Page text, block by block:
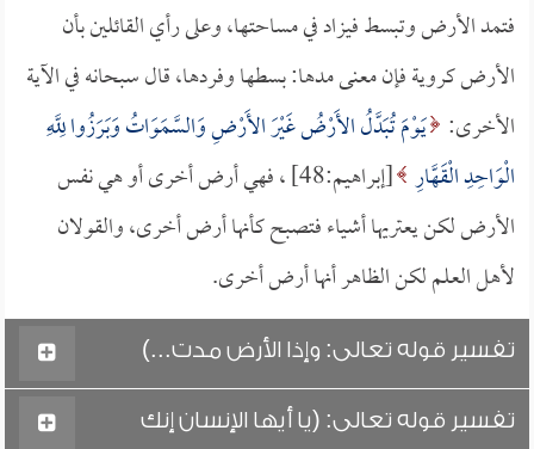
فتمد الأرض وتبسط فيزاد في مساحتها، وعلى رأي القائلين بأن
الأرض كروية فإن معنى مدها: بسطها وفردها، قال سبحانه في الآية
الأخرى: يَوْمَ تُبَدَّلُ الأَرْضُ غَيْرَ الأَرْضِ وَالسَّمَوَاتُ وَبَرَزُوا لِلَّهِ
الْوَاحِدِ الْقَهَّارِ
[إبراهيم:48] ، فهي أرض أخرى أو هي نفس
الأرض لكن يعتريها أشياء فتصبح كأنها أرض أخرى، والقولان
لأهل العلم لكن الظاهر أنها أرض أخرى.
تفسير قوله تعالى: وإذا الأرض مدت...)
تفسير قوله تعالى: (يا أيها الإنسان إنك